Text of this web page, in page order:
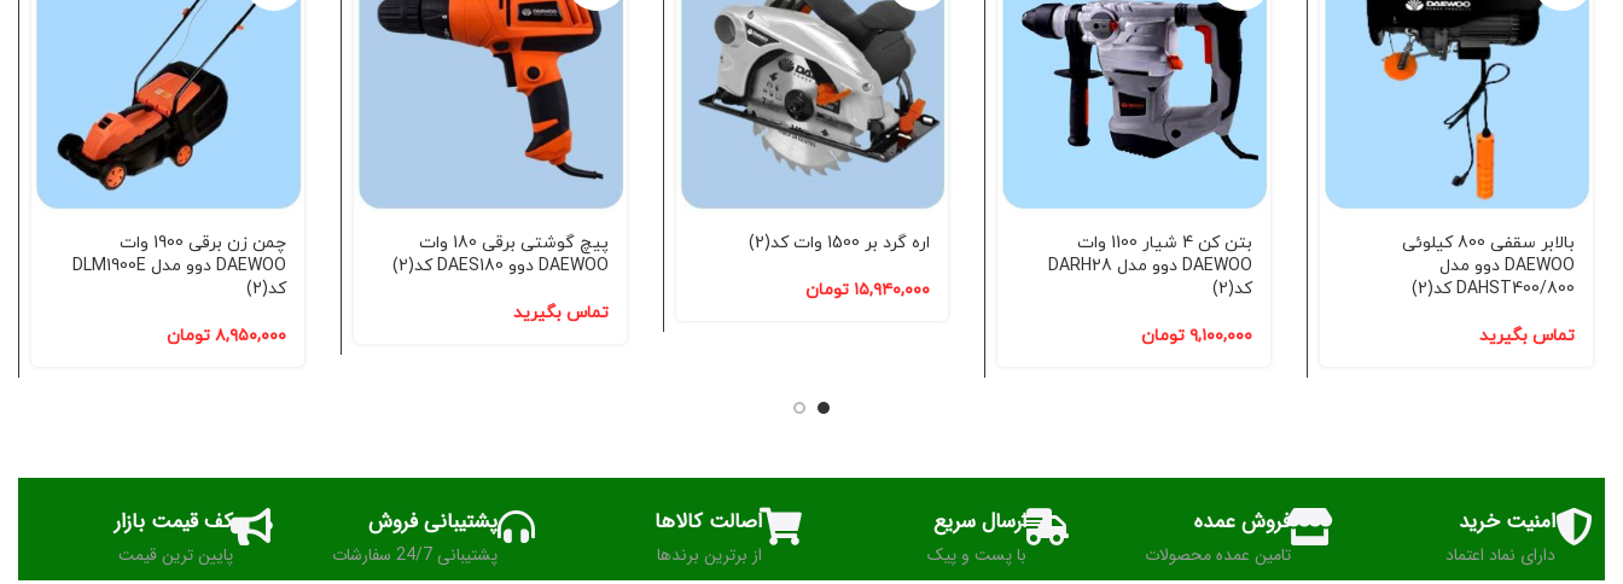
بالابر سقفی 800 کیلوئی
DAEWOO دوو مدل
DAHST400/800 کد(2)
تماس بگیرید
بتن کن 4 شیار 1100 وات
DAEWOO دوو مدل DARH28
کد(2)
۹,۱۰۰,۰۰۰ تومان
اره گرد بر 1500 وات کد(2)
۱۵,۹۴۰,۰۰۰ تومان
پیچ گوشتی برقی 180 وات
DAEWOO دوو DAES180 کد(2)
تماس بگیرید
چمن زن برقی 1900 وات
DAEWOO دوو مدل DLM1900E
کد(2)
۸,۹۵۰,۰۰۰ تومان
امنیت خرید
دارای نماد اعتماد
فروش عمده
تامین عمده محصولات
ارسال سریع
با پست و پیک
اصالت کالاها
از برترین برندها
پشتیبانی فروش
پشتیبانی 24/7 سفارشات
کف قیمت بازار
پایین ترین قیمت